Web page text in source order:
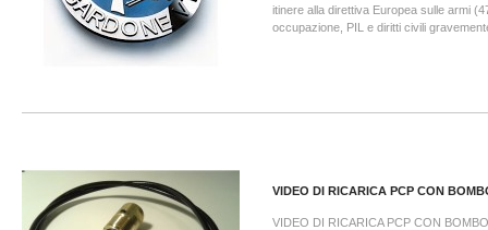
itinere alla direttiva Europea sulle armi
occupazione, PIL e diritti civili
VIDEO DI RICARICA PCP CON
VIDEO DI RICARICA PCP CON